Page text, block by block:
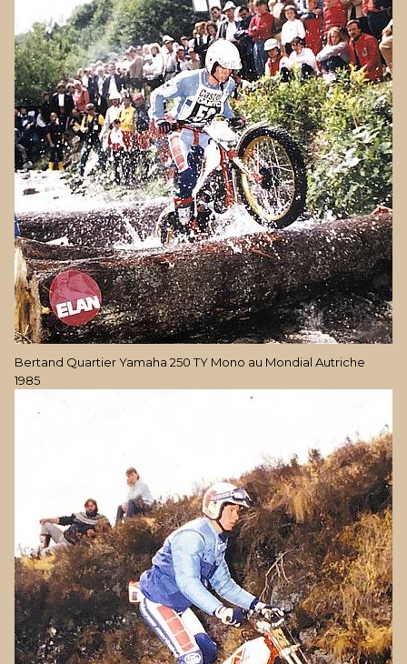
Bertand Quartier Yamaha 250 TY Mono au Mondial Autriche
1985